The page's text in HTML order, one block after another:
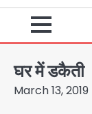
घर में डकैती
March 13, 2019